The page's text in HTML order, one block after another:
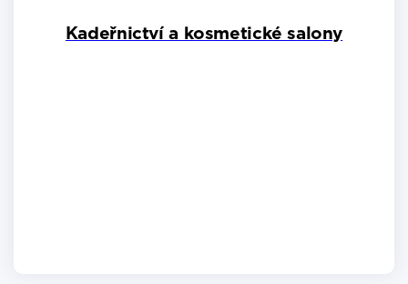
Kadeřnictví a kosmetické salony